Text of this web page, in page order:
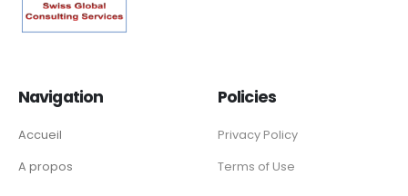
Navigation
Accueil
A propos
Policies
Privacy Policy
Terms of Use